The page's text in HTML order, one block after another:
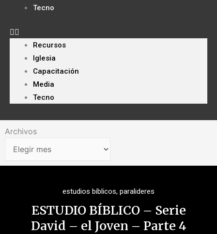
Tecno
Recursos
Iglesia
Capacitación
Media
Tecno
Archivos
Archivos
estudios bíblicos, paralideres
ESTUDIO BÍBLICO – Serie
David – el Joven – Parte 4